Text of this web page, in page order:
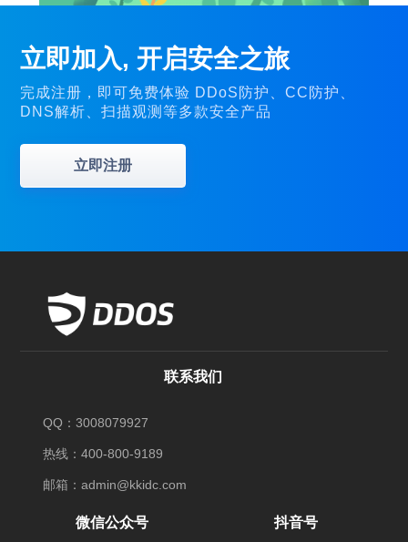
立即加入, 开启安全之旅
完成注册，即可免费体验 DDoS防护、CC防护、
DNS解析、扫描观测等多款安全产品
立即注册
联系我们
QQ：3008079927
热线：400-800-9189
邮箱：admin@kkidc.com
微信公众号 抖音号